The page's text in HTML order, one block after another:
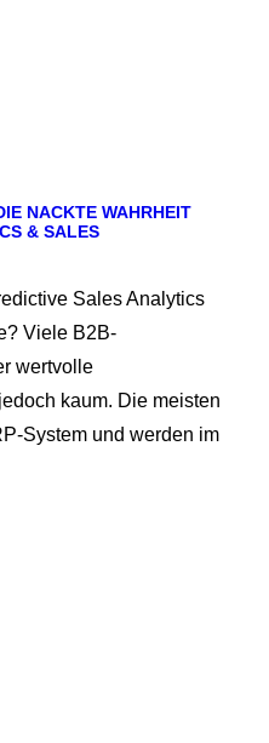
NACKTE WAHRHEIT
& SALES
Sales Analytics
Viele B2B-
wertvolle
kaum. Die meisten
System und werden im